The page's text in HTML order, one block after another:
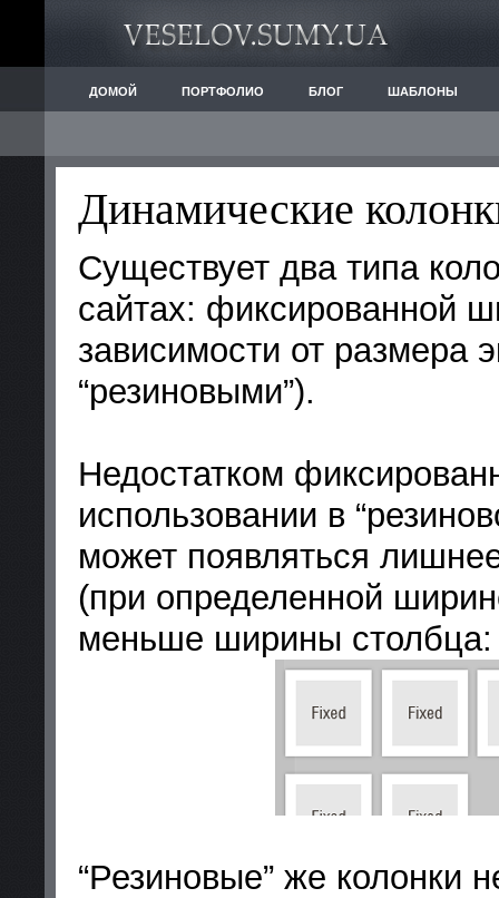
ДОМОЙ ПОРТФОЛИО БЛОГ ШАБЛОНЫ
Динамические
Существует два типа
сайтах: фиксированной
зависимости от размера
“резиновыми”).
Недостатком
использовании в
может появляться
(при определенной
меньше ширины столбца:
“Резиновые” же колонки